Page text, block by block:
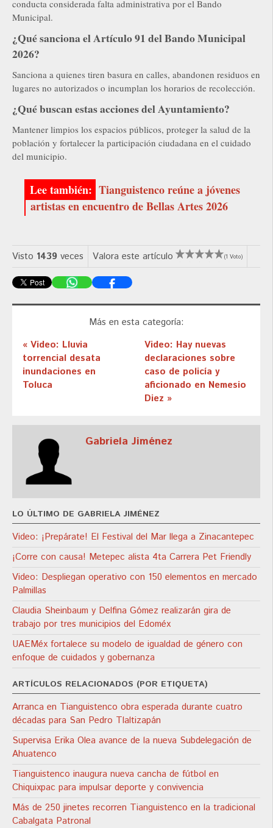
conducta considerada falta administrativa por el Bando
Municipal.
¿Qué sanciona el Artículo 91 del Bando Municipal
2026?
Sanciona a quienes tiren basura en calles, abandonen residuos en
lugares no autorizados o incumplan los horarios de recolección.
¿Qué buscan estas acciones del Ayuntamiento?
Mantener limpios los espacios públicos, proteger la salud de la
población y fortalecer la participación ciudadana en el cuidado
del municipio.
Tianguistenco reúne a jóvenes
artistas en encuentro de Bellas Artes 2026
Visto 1439 veces Valora este artículo (1 Voto)
Más en esta categoría:
« Video: Lluvia
torrencial desata
inundaciones en
Toluca
Video: Hay nuevas
declaraciones sobre
caso de policía y
aficionado en Nemesio
Diez »
Gabriela Jiménez
LO ÚLTIMO DE GABRIELA JIMÉNEZ
Video: ¡Prepárate! El Festival del Mar llega a Zinacantepec
¡Corre con causa! Metepec alista 4ta Carrera Pet Friendly
Video: Despliegan operativo con 150 elementos en mercado
Palmillas
Claudia Sheinbaum y Delfina Gómez realizarán gira de
trabajo por tres municipios del Edoméx
UAEMéx fortalece su modelo de igualdad de género con
enfoque de cuidados y gobernanza
ARTÍCULOS RELACIONADOS (POR ETIQUETA)
Arranca en Tianguistenco obra esperada durante cuatro
décadas para San Pedro Tlaltizapán
Supervisa Erika Olea avance de la nueva Subdelegación de
Ahuatenco
Tianguistenco inaugura nueva cancha de fútbol en
Chiquixpac para impulsar deporte y convivencia
Más de 250 jinetes recorren Tianguistenco en la tradicional
Cabalgata Patronal